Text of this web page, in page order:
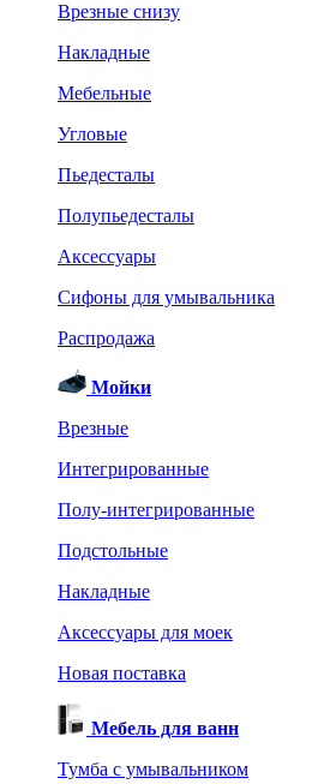
Врезные снизу
Накладные
Мебельные
Угловые
Пьедесталы
Полупьедесталы
Аксессуары
Сифоны для умывальника
Распродажа
Мойки
Врезные
Интегрированные
Полу-интегрированные
Подстольные
Накладные
Аксессуары для моек
Новая поставка
Мебель для ванн
Тумба с умывальником